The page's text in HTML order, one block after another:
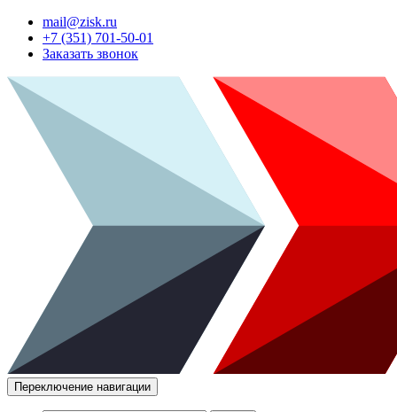
mail@zisk.ru
+7 (351) 701-50-01
Заказать звонок
Переключение навигации